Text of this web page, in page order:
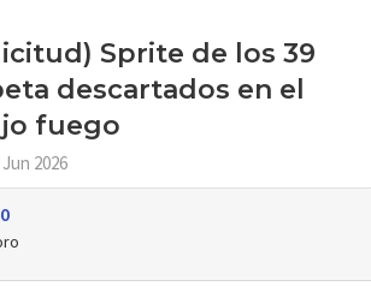
Sprite de los 39
descartados en el
fuego
Jun 2026